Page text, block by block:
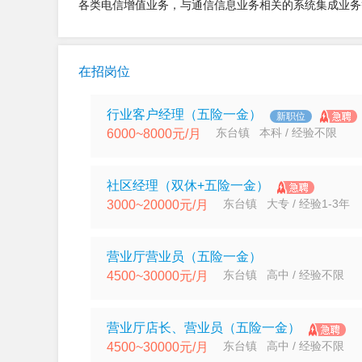
各类电信增值业务，与通信信息业务相关的系统集成业务
在招岗位
行业客户经理（五险一金） 新职位
6000~8000元/月 东台镇 本科 / 经验不限
社区经理（双休+五险一金）
3000~20000元/月 东台镇 大专 / 经验1-3年
营业厅营业员（五险一金）
4500~30000元/月 东台镇 高中 / 经验不限
营业厅店长、营业员（五险一金）
4500~30000元/月 东台镇 高中 / 经验不限